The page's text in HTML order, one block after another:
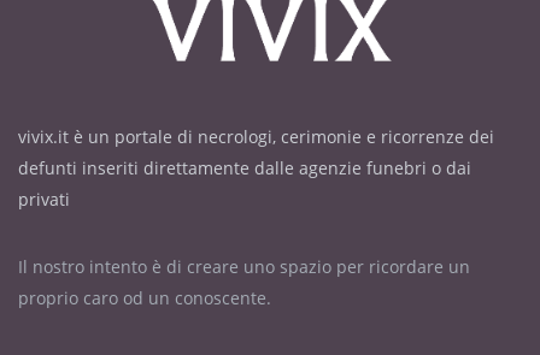
vivix.it è un portale di necrologi, cerimonie e ricorrenze dei
defunti inseriti direttamente dalle agenzie funebri o dai
privati
Il nostro intento è di creare uno spazio per ricordare un
proprio caro od un conoscente.